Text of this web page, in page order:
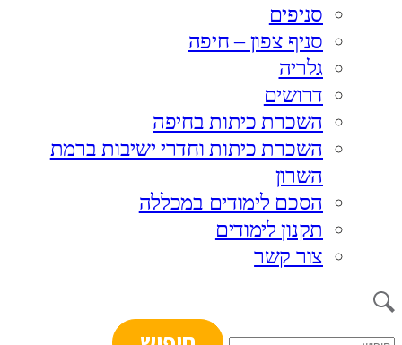
סניפים
סניף צפון – חיפה
גלריה
דרושים
השכרת כיתות בחיפה
השכרת כיתות וחדרי ישיבות ברמת
השרון
הסכם לימודים במכללה
תקנון לימודים
צור קשר
חיפוש: